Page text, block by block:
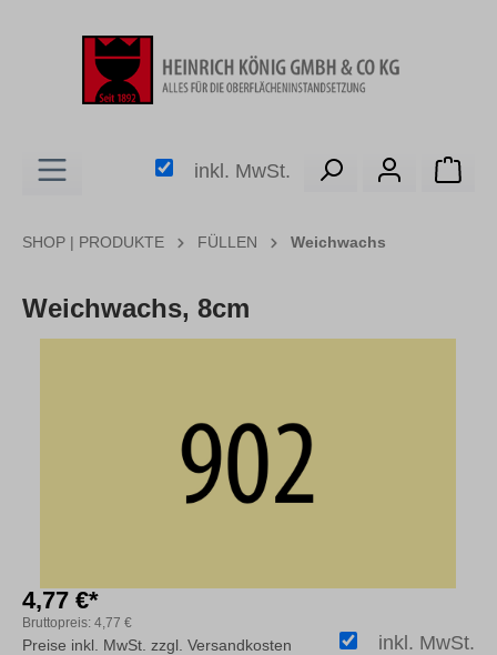
inkl. MwSt.
SHOP | PRODUKTE FÜLLEN Weichwachs
Weichwachs, 8cm
4,77 €*
Bruttopreis: 4,77 €
inkl. MwSt.
Preise inkl. MwSt. zzgl. Versandkosten